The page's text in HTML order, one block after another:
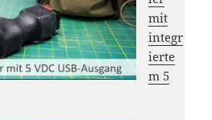
mit
integr
ierte
m 5